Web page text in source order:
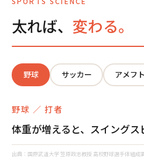
太れば、 変わる。
野球 サッカー アメフト
野球 ／ 打者
体重が増えると、スイングス
出典：国際武道大学 笠原政志教授 高校野球選手体組成